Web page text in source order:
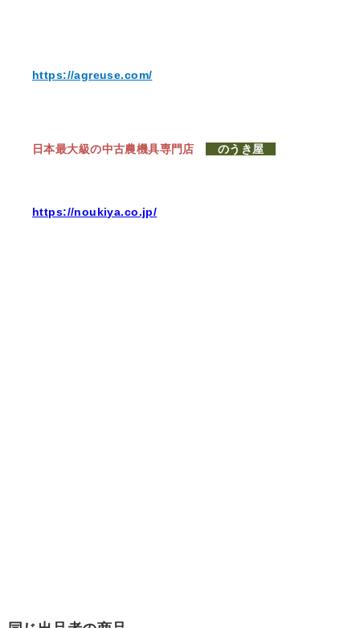
https://agreuse.com/
日本最大級の中古農機具専門店 のうき屋
https://noukiya.co.jp/